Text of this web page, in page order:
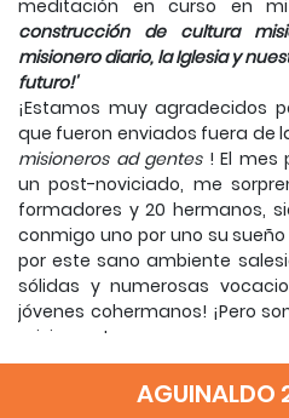
meditación en curso en
construcción de cultura
misionero diario, la Iglesia y
futuro!'
¡Estamos muy agradecidos
que fueron enviados fuera de
misioneros ad gentes! El mes
un post-noviciado, me
formadores y 20 hermanos,
conmigo uno por uno su
por este sano ambiente
sólidas y numerosas
jóvenes cohermanos! ¡Pero
misionero!
Como el Papa Francisco
“¡Si queremos
AGUINALDO